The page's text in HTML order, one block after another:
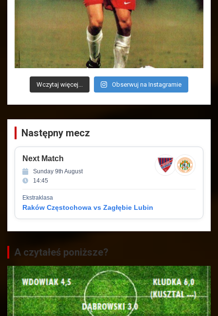
Wczytaj więcej... Obserwuj na Instagramie
Następny mecz
Next Match
Sunday 9th August
14:45
Ekstraklasa
Raków Częstochowa vs Zagłębie Lubin
A czytałeś poniższe?